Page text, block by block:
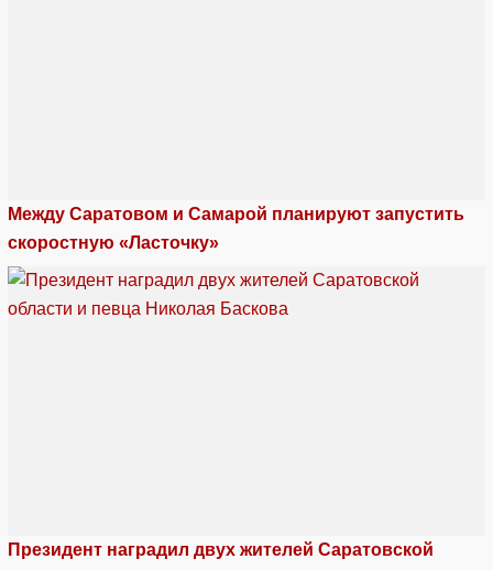
Между Саратовом и Самарой планируют запустить
скоростную «Ласточку»
Президент наградил двух жителей Саратовской